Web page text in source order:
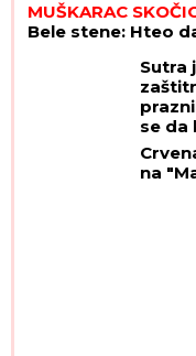
MUŠKARAC
Bele stene: Hteo
Sutra
se da
na